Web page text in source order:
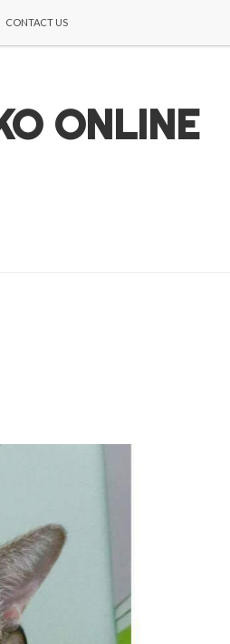
CONTACT US
ONLINE